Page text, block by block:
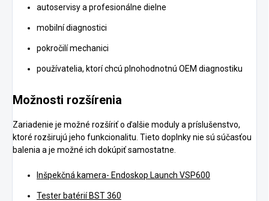
autoservisy a profesionálne dielne
mobilní diagnostici
pokročilí mechanici
používatelia, ktorí chcú plnohodnotnú OEM diagnostiku
Možnosti rozšírenia
Zariadenie je možné rozšíriť o ďalšie moduly a príslušenstvo,
ktoré rozširujú jeho funkcionalitu. Tieto doplnky nie sú súčasťou
balenia a je možné ich dokúpiť samostatne.
Inšpekčná kamera- Endoskop Launch VSP600
Tester batérií BST 360